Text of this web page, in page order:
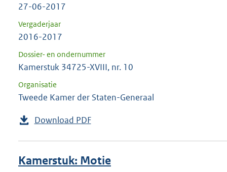
27-06-2017
Vergaderjaar
2016-2017
Dossier- en ondernummer
Kamerstuk 34725-XVIII, nr. 10
Organisatie
Tweede Kamer der Staten-Generaal
Download PDF
Kamerstuk: Motie